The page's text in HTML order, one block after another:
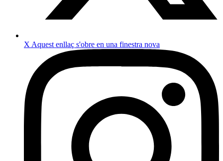
X Aquest enllaç s'obre en una finestra nova